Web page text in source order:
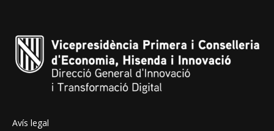
Avís legal